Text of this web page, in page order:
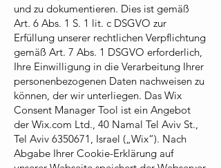
und zu dokumentieren. Dies ist gemäß
Art. 6 Abs. 1 S. 1 lit. c DSGVO zur
Erfüllung unserer rechtlichen Verpflichtung
gemäß Art. 7 Abs. 1 DSGVO erforderlich,
Ihre Einwilligung in die Verarbeitung Ihrer
personenbezogenen Daten nachweisen zu
können, der wir unterliegen. Das Wix
Consent Manager Tool ist ein Angebot
der Wix.com Ltd., 40 Namal Tel Aviv St.,
Tel Aviv 6350671 , Israel („Wix“). Nach
Abgabe Ihrer Cookie-Erklärung auf